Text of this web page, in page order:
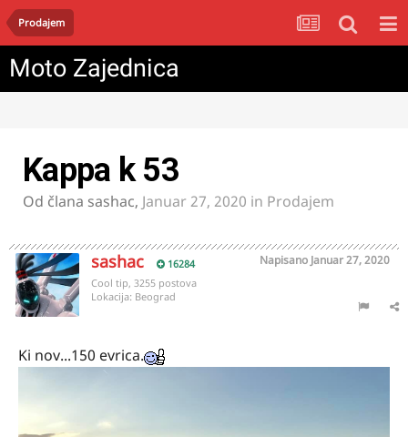
Prodajem
Moto Zajednica
Kappa k 53
Od člana sashac, Januar 27, 2020 in Prodajem
sashac 16284 Napisano Januar 27, 2020
Cool tip, 3255 postova
Lokacija: Beograd
Ki nov...150 evrica.